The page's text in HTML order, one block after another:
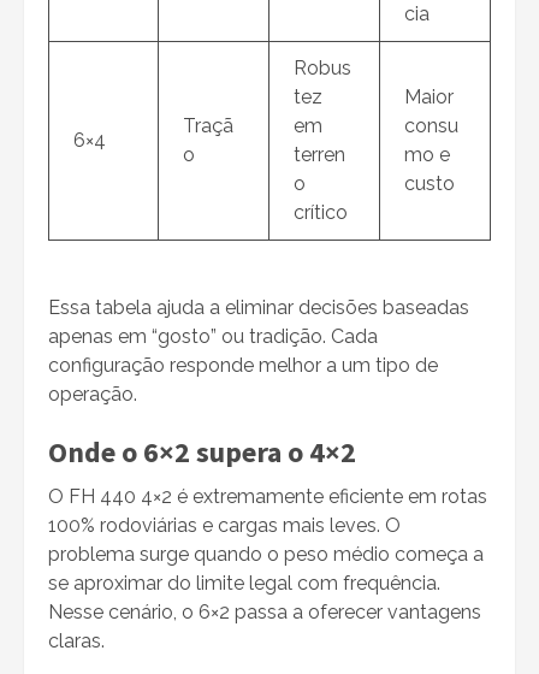
cia
6×4
Traçã
o
Robus
tez
em
terren
o
crítico
Maior
consu
mo e
custo
Essa tabela ajuda a eliminar decisões baseadas
apenas em “gosto” ou tradição. Cada
configuração responde melhor a um tipo de
operação.
Onde o 6×2 supera o 4×2
O FH 440 4×2 é extremamente eficiente em rotas
100% rodoviárias e cargas mais leves. O
problema surge quando o peso médio começa a
se aproximar do limite legal com frequência.
Nesse cenário, o 6×2 passa a oferecer vantagens
claras.